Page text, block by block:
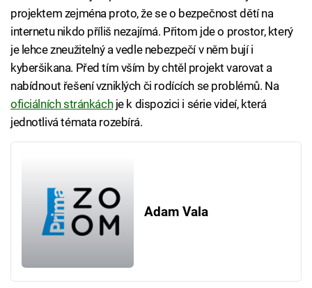
projektem zejména proto, že se o bezpečnost dětí na
internetu nikdo příliš nezajímá. Přitom jde o prostor, který
je lehce zneužitelný a vedle nebezpečí v něm bují i
kyberšikana. Před tím vším by chtěl projekt varovat a
nabídnout řešení vzniklých či rodících se problémů. Na
oficiálních stránkáchje k dispozici i série videí, která
jednotlivá témata rozebírá.
Adam Vala